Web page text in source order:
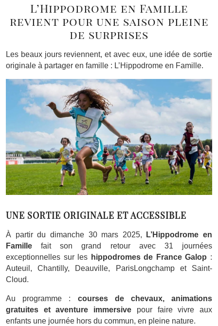
L’Hippodrome en Famille
revient pour une saison pleine
de surprises
Les beaux jours reviennent, et avec eux, une idée de sortie
originale à partager en famille : L’Hippodrome en Famille.
UNE SORTIE ORIGINALE ET ACCESSIBLE
À partir du dimanche 30 mars 2025,
L’Hippodrome en
Famille fait son grand retour avec 31 journées
exceptionnelles sur les hippodromes de France Galop :
Auteuil, Chantilly, Deauville, ParisLongchamp et Saint-
Cloud.
Au programme : courses de chevaux, animations
gratuites et aventure immersive pour faire vivre aux
enfants une journée hors du commun, en pleine nature.